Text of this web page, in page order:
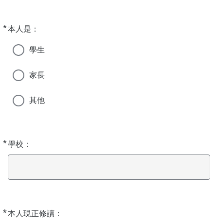
*本人是：
Required
學生
家長
其他
*學校：
Required
*本人現正修讀：
Required